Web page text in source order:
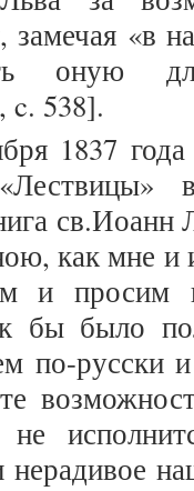
замечая «в
оную
538].
1837
св.Иоанн
как мне
и просим
бы было
по-русски
нерадивое